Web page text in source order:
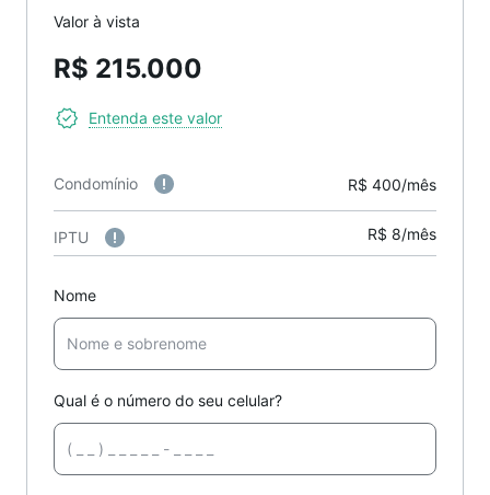
Valor à vista
R$ 215.000
Entenda este valor
Condomínio R$ 400/mês
IPTU R$ 8/mês
Nome
Qual é o número do seu celular?